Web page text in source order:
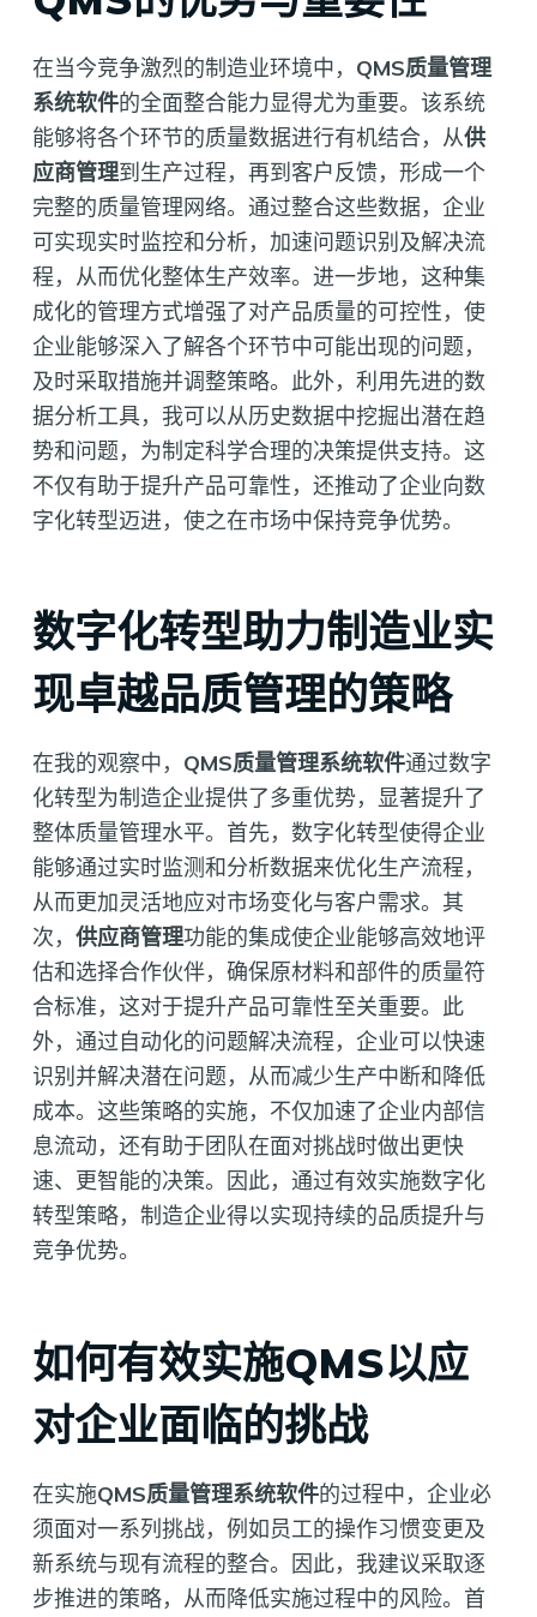
在当今竞争激烈的制造业环境中， QMS质量管理
系统软件的全面整合能力显得尤为重要。该系统
能够将各个环节的质量数据进行有机结合，从供
应商管理到生产过程，再到客户反馈，形成一个
完整的质量管理网络。通过整合这些数据，企业
可实现实时监控和分析，加速问题识别及解决流
程，从而优化整体生产效率。进一步地，这种集
成化的管理方式增强了对产品质量的可控性，使
企业能够深入了解各个环节中可能出现的问题，
及时采取措施并调整策略。此外，利用先进的数
据分析工具，我可以从历史数据中挖掘出潜在趋
势和问题，为制定科学合理的决策提供支持。这
不仅有助于提升产品可靠性，还推动了企业向数
字化转型迈进，使之在市场中保持竞争优势。
数字化转型助力制造业实
现卓越品质管理的策略
在我的观察中， QMS质量管理系统软件通过数字
化转型为制造企业提供了多重优势，显著提升了
整体质量管理水平。首先，数字化转型使得企业
能够通过实时监测和分析数据来优化生产流程，
从而更加灵活地应对市场变化与客户需求。其
次， 供应商管理功能的集成使企业能够高效地评
估和选择合作伙伴，确保原材料和部件的质量符
合标准，这对于提升产品可靠性至关重要。此
外，通过自动化的问题解决流程，企业可以快速
识别并解决潜在问题，从而减少生产中断和降低
成本。这些策略的实施，不仅加速了企业内部信
息流动，还有助于团队在面对挑战时做出更快
速、更智能的决策。因此，通过有效实施数字化
转型策略，制造企业得以实现持续的品质提升与
竞争优势。
如何有效实施QMS以应
对企业面临的挑战
在实施QMS质量管理系统软件的过程中，企业必
须面对一系列挑战，例如员工的操作习惯变更及
新系统与现有流程的整合。因此，我建议采取逐
步推进的策略，从而降低实施过程中的风险。首